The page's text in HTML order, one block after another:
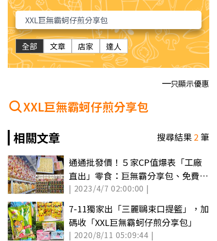
全部 文章 店家 達人
只顯示優惠
XXL巨無霸蚵仔煎分享包
相關文章
搜尋結果2筆
通通批發價！５家CP值爆表「工廠
直出」零食：巨無霸分享包、免費試
吃
| 2023/4/7 02:00:00 |
7-11獨家出「三麗鷗束口提籃」，加
碼收「XXL巨無霸蚵仔煎分享包」
| 2020/8/11 05:09:44 |